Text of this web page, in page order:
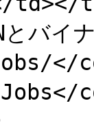
バイ
</